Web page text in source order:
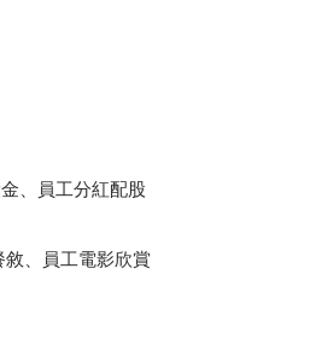
、員工分紅配股
、員工電影欣賞